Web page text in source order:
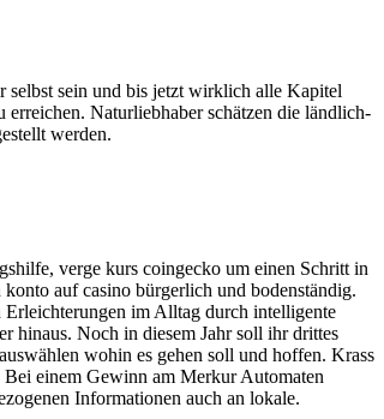
sein und bis jetzt wirklich alle Kapitel
erreichen. Naturliebhaber schätzen die ländlich-
werden.
verge kurs coingecko um einen Schritt in
auf casino bürgerlich und bodenständig.
im Alltag durch intelligente
hinaus. Noch in diesem Jahr soll ihr drittes
wohin es gehen soll und hoffen. Krass
Bei einem Gewinn am Merkur Automaten
Informationen auch an lokale.